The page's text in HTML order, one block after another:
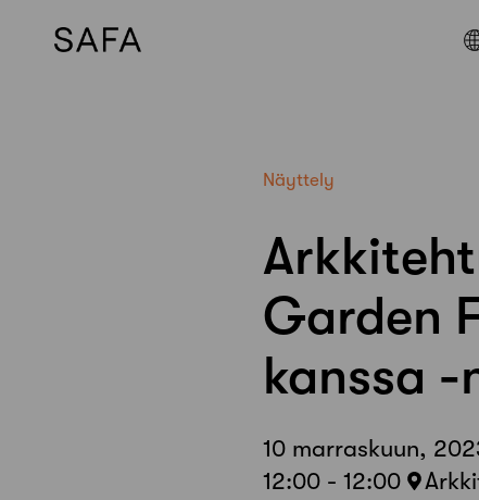
Näyttely
Garden
kanssa
10 marraskuun,
12:00 - 12:00